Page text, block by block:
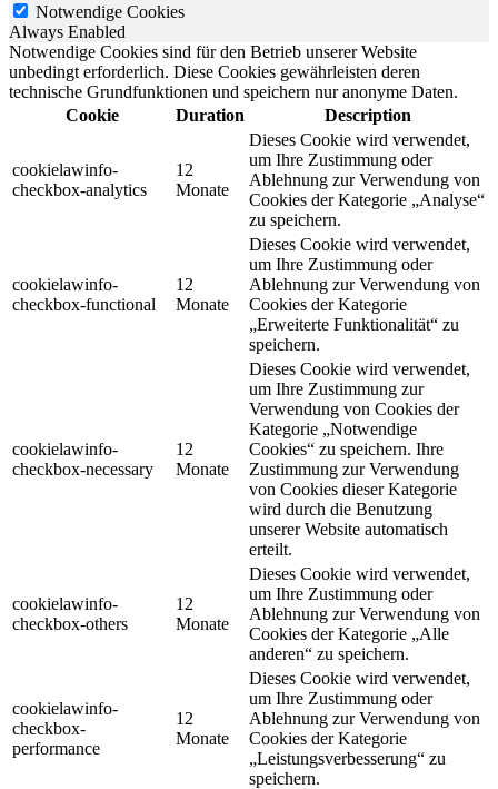
Notwendige Cookies
Always Enabled
Notwendige Cookies sind für den Betrieb unserer Website
unbedingt erforderlich. Diese Cookies gewährleisten deren
technische Grundfunktionen und speichern nur anonyme Daten.
Cookie
Duration Description
cookielawinfo-
checkbox-analytics
12
Monate
Dieses Cookie wird verwendet,
um Ihre Zustimmung oder
Ablehnung zur Verwendung von
Cookies der Kategorie „Analyse“
zu speichern.
cookielawinfo-
checkbox-functional
12
Monate
Dieses Cookie wird verwendet,
um Ihre Zustimmung oder
Ablehnung zur Verwendung von
Cookies der Kategorie
„Erweiterte Funktionalität“ zu
speichern.
cookielawinfo-
checkbox-necessary
12
Monate
Dieses Cookie wird verwendet,
um Ihre Zustimmung zur
Verwendung von Cookies der
Kategorie „Notwendige
Cookies“ zu speichern. Ihre
Zustimmung zur Verwendung
von Cookies dieser Kategorie
wird durch die Benutzung
unserer Website automatisch
erteilt.
cookielawinfo-
checkbox-others
12
Monate
Dieses Cookie wird verwendet,
um Ihre Zustimmung oder
Ablehnung zur Verwendung von
Cookies der Kategorie „Alle
anderen“ zu speichern.
cookielawinfo-
checkbox-
performance
12
Monate
Dieses Cookie wird verwendet,
um Ihre Zustimmung oder
Ablehnung zur Verwendung von
Cookies der Kategorie
„Leistungsverbesserung“ zu
speichern.